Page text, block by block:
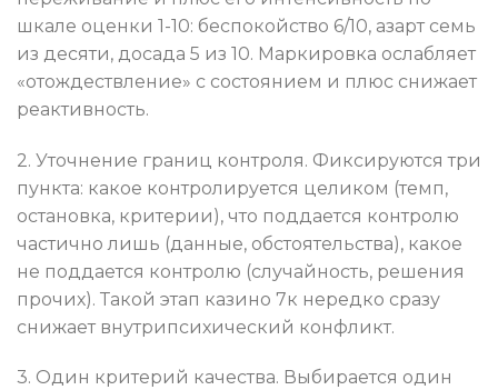
шкале оценки 1-10: беспокойство 6/10, азарт семь
из десяти, досада 5 из 10. Маркировка ослабляет
«отождествление» с состоянием и плюс снижает
реактивность.
2. Уточнение границ контроля. Фиксируются три
пункта: какое контролируется целиком (темп,
остановка, критерии), что поддается контролю
частично лишь (данные, обстоятельства), какое
не поддается контролю (случайность, решения
прочих). Такой этап казино 7к нередко сразу
снижает внутрипсихический конфликт.
3. Один критерий качества. Выбирается один